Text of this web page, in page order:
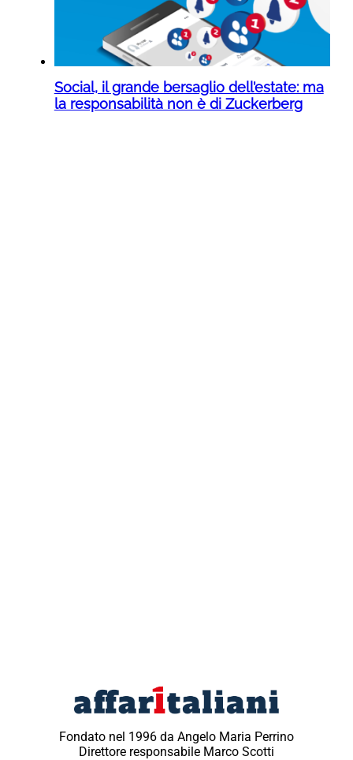
Social, il grande bersaglio dell’estate: ma
la responsabilità non è di Zuckerberg
Fondato nel 1996 da Angelo Maria Perrino
Direttore responsabile Marco Scotti